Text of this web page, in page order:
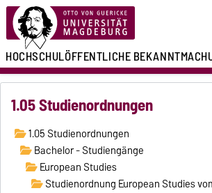
HOCHSCHULÖFFENTLICHE
1.05 Studienordnungen
1.05 Studienordnungen
Bachelor - Studiengänge
European Studies
Studienordnung European Studies